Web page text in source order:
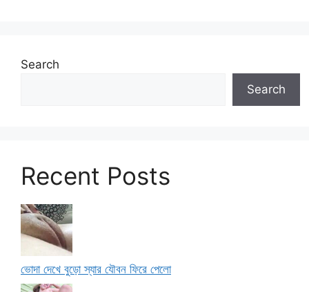
Search
Search
Recent Posts
ভোদা দেখে বুড়ো স্যার যৌবন ফিরে পেলো